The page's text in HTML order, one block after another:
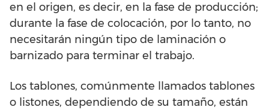
en el origen, es decir, en la fase de producción;
durante la fase de colocación, por lo tanto, no
necesitarán ningún tipo de laminación o
barnizado para terminar el trabajo.
Los tablones, comúnmente llamados tablones
o listones, dependiendo de su tamaño, están